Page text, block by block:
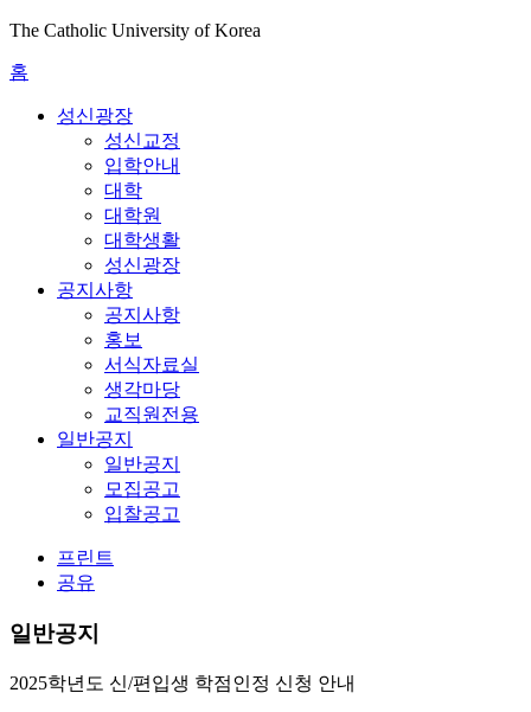
The Catholic University of Korea
홈
성신광장
성신교정
입학안내
대학
대학원
대학생활
성신광장
공지사항
공지사항
홍보
서식자료실
생각마당
교직원전용
일반공지
일반공지
모집공고
입찰공고
프린트
공유
일반공지
2025학년도 신/편입생 학점인정 신청 안내